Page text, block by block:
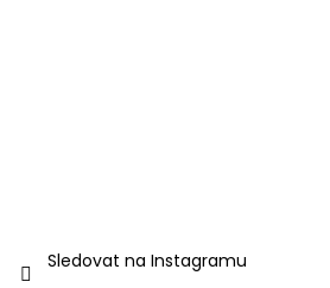
Sledovat na Instagramu